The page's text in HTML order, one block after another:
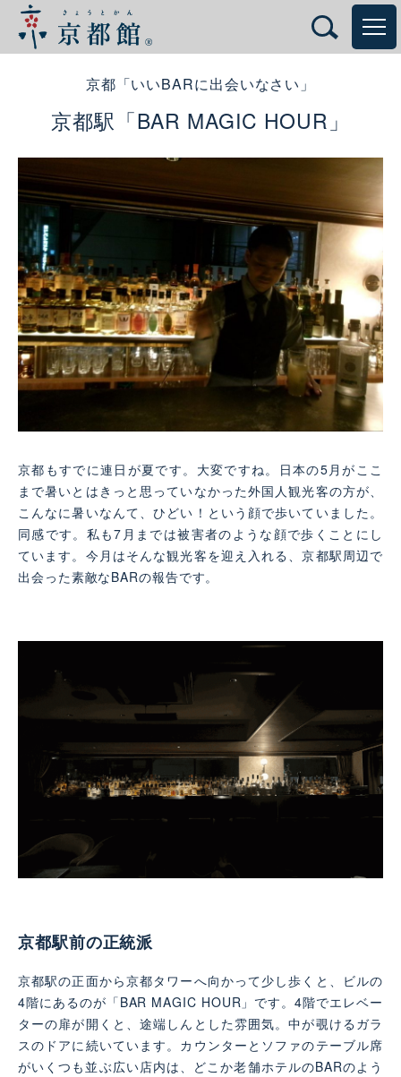
京都「いいBARに出会いなさい」
京都駅「BAR MAGIC HOUR」
京都もすでに連日が夏です。大変ですね。日本の5月がここ
まで暑いとはきっと思っていなかった外国人観光客の方が、
こんなに暑いなんて、ひどい！という顔で歩いていました。
同感です。私も7月までは被害者のような顔で歩くことにし
ています。今月はそんな観光客を迎え入れる、京都駅周辺で
出会った素敵なBARの報告です。
京都駅前の正統派
京都駅の正面から京都タワーへ向かって少し歩くと、ビルの
4階にあるのが「BAR MAGIC HOUR」です。4階でエレベー
ターの扉が開くと、途端しんとした雰囲気。中が覗けるガラ
スのドアに続いています。カウンターとソファのテーブル席
がいくつも並ぶ広い店内は、どこか老舗ホテルのBARのよう